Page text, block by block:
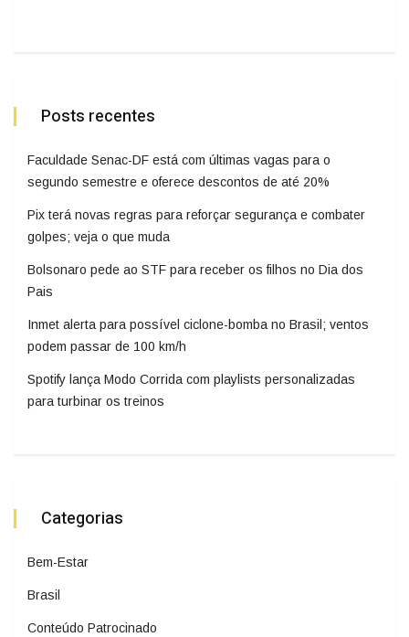
Posts recentes
Faculdade Senac-DF está com últimas vagas para o
segundo semestre e oferece descontos de até 20%
Pix terá novas regras para reforçar segurança e combater
golpes; veja o que muda
Bolsonaro pede ao STF para receber os filhos no Dia dos
Pais
Inmet alerta para possível ciclone-bomba no Brasil; ventos
podem passar de 100 km/h
Spotify lança Modo Corrida com playlists personalizadas
para turbinar os treinos
Categorias
Bem-Estar
Brasil
Conteúdo Patrocinado